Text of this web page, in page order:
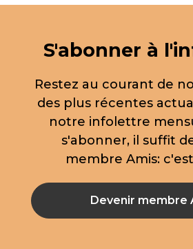
S'abonner à
Restez au courant de
des plus récentes
notre infolettre
s'abonner, il suffit
membre Amis:
Devenir membre